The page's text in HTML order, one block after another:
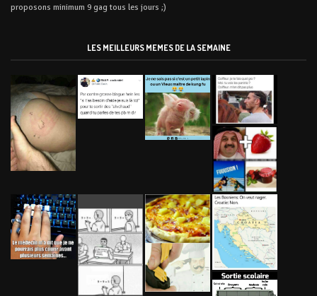
proposons minimum 9 gag tous les jours ;)
LES MEILLEURS MEMES DE LA SEMAINE